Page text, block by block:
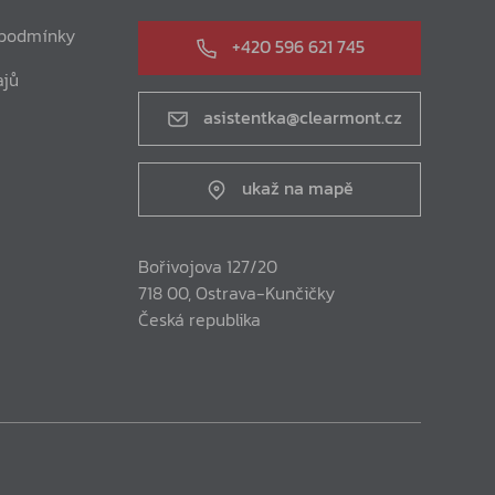
+420 596 621 745
asistentka@clearmont.cz
ukaž na mapě
Bořivojova 127/20
718 00, Ostrava-Kunčičky
Česká republika